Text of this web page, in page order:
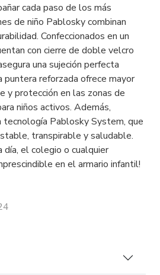
cada paso de los más
de niño Pablosky combinan
Confeccionados en un
con cierre de doble velcro
una sujeción perfecta
reforzada ofrece mayor
y protección en las zonas de
niños activos. Además,
tecnología Pablosky System, que
transpirable y saludable.
el colegio o cualquier
en el armario infantil!